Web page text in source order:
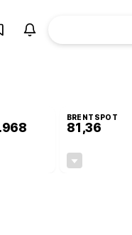
BRENTSPOT
81,36